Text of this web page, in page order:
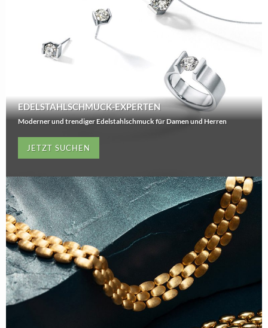
EDELSTAHLSCHMUCK-EXPERTEN
Moderner und trendiger Edelstahlschmuck für Damen und Herren
JETZT SUCHEN